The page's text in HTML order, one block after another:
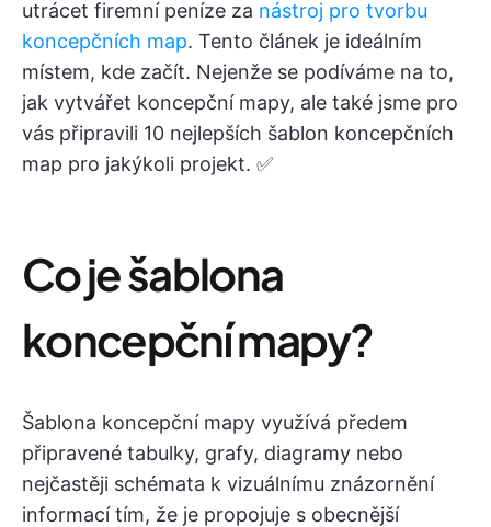
utrácet firemní peníze za nástroj pro tvorbu
koncepčních map. Tento článek je ideálním
místem, kde začít. Nejenže se podíváme na to,
jak vytvářet koncepční mapy, ale také jsme pro
vás připravili 10 nejlepších šablon koncepčních
map pro jakýkoli projekt. ✅
Co je šablona
koncepční mapy?
Šablona koncepční mapy využívá předem
připravené tabulky, grafy, diagramy nebo
nejčastěji schémata k vizuálnímu znázornění
informací tím, že je propojuje s obecnější